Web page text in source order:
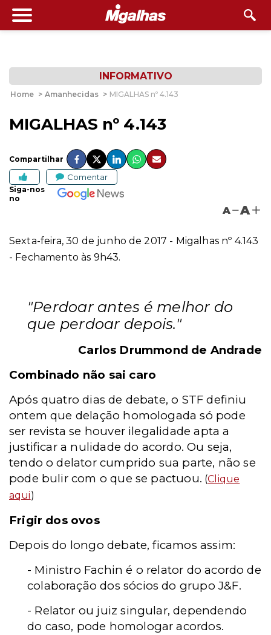
INFORMATIVO
Home > Amanhecidas > MIGALHAS nº 4.143
MIGALHAS nº 4.143
Compartilhar
Comentar
Siga-nos
no
A A
Sexta-feira, 30 de junho de 2017 - Migalhas nº 4.143
- Fechamento às 9h43.
"Perdoar antes é melhor do
que perdoar depois."
Carlos Drummond de Andrade
Combinado não sai caro
Após quatro dias de debate, o STF definiu
ontem que delação homologada só pode
ser revista se houver ilegalidade apta a
justificar a nulidade do acordo. Ou seja,
tendo o delator cumprido sua parte, não se
pode bulir com o que se pactuou. (Clique
aqui)
Frigir dos ovos
Depois do longo debate, ficamos assim:
- Ministro Fachin é o relator do acordo de
colaboração dos sócios do grupo J&F.
- Relator ou juiz singular, dependendo
do caso, pode homologar acordos.